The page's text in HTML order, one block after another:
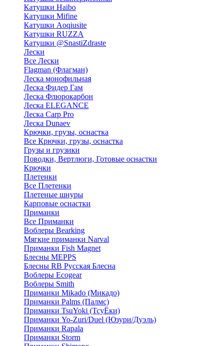
Катушки Haibo
Катушки Mifine
Катушки Aoqiusite
Катушки RUZZA
Катушки @SnastiZdraste
Лески
Все Лески
Flagman (Флагман)
Леска монофильная
Леска Фидер Гам
Леска Флюрокарбон
Леска ELEGANCE
Леска Carp Pro
Леска Dunaev
Крючки, грузы, оснастка
Все Крючки, грузы, оснастка
Грузы и грузики
Поводки, Вертлюги, Готовые оснастки
Крючки
Плетенки
Все Плетенки
Плетеные шнуры
Карповые оснастки
Приманки
Все Приманки
Воблеры Bearking
Мягкие приманки Narval
Приманки Fish Magnet
Блесны MEPPS
Блесны RB Русская Блесна
Воблеры Ecogear
Воблеры Smith
Приманки Mikado (Микадо)
Приманки Palms (Палмс)
Приманки TsuYoki (ТсуЁки)
Приманки Yo-Zuri/Duel (Юзури/Дуэль)
Приманки Rapala
Приманки Storm